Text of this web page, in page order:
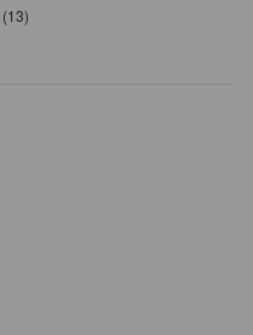
(13)